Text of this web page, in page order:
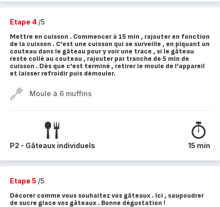
Etape 4 /5
Mettre en cuisson . Commencer à 15 min , rajouter en fonction
de la cuisson . C'est une cuisson qui se surveille , en piquant un
couteau dans le gâteau pour y voir une trace , si le gâteau
reste collé au couteau , rajouter par tranche de 5 min de
cuisson . Dès que c'est terminé , retirer le moule de l'appareil
et laisser refroidir puis démouler.
Moule à 6 muffins
P2 - Gâteaux individuels 15 min
Etape 5 /5
Décorer comme vous souhaitez vos gâteaux . Ici , saupoudrer
de sucre glace vos gâteaux . Bonne dégustation !